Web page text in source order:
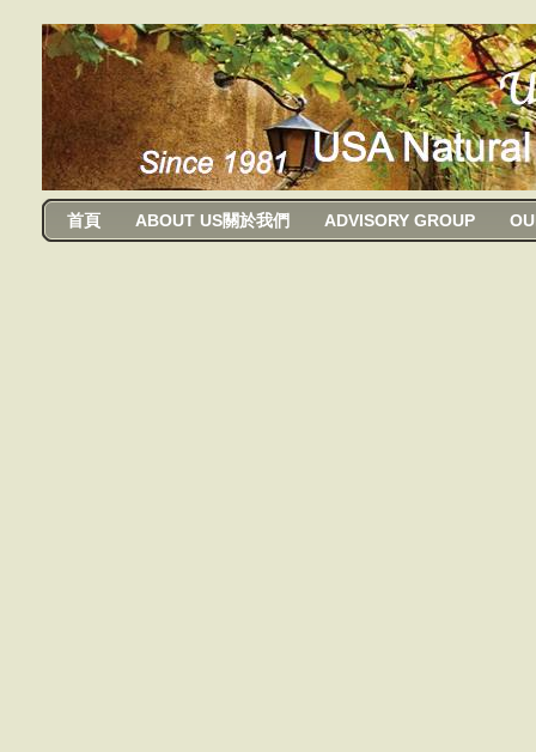
usanma
首頁 ABOUT US關於我們 ADVISORY GROUP